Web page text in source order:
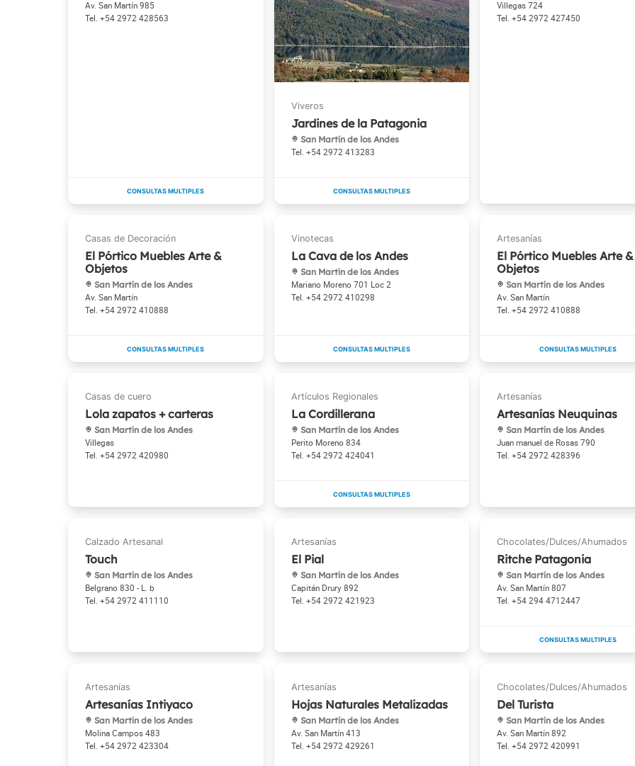
Av. San Martín 985
+54 2972 428563
Jardines de la Patagonia
San Martín de los Andes
+54 2972 413283
Villegas 724
+54 2972 427450
El Pórtico Muebles Arte &
Objetos
San Martín de los Andes
Av. San Martín
+54 2972 410888
La Cava de los Andes
San Martín de los Andes
Mariano Moreno 701 Loc 2
+54 2972 410298
El Pórtico Muebles Arte &
Objetos
San Martín de los Andes
Av. San Martín
+54 2972 410888
Lola zapatos + carteras
San Martín de los Andes
Villegas
+54 2972 420980
La Cordillerana
San Martín de los Andes
Perito Moreno 834
+54 2972 424041
Artesanías Neuquinas
San Martín de los Andes
Juan manuel de Rosas 790
+54 2972 428396
Touch
San Martín de los Andes
Belgrano 830 - L. b
+54 2972 411110
El Pial
San Martín de los Andes
Capitán Drury 892
+54 2972 421923
Ritche Patagonia
San Martín de los Andes
Av. San Martín 807
+54 294 4712447
Artesanías Intiyaco
San Martín de los Andes
Molina Campos 483
+54 2972 423304
Hojas Naturales Metalizadas
San Martín de los Andes
Av. San Martín 413
+54 2972 429261
Del Turista
San Martín de los Andes
Av. San Martín 892
+54 2972 420991